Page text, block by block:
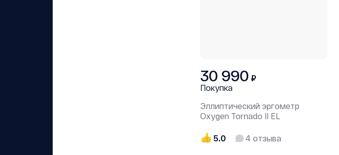
30 990 ₽
Покупка
Эллиптический эргометр
Oxygen Tornado II EL
5.0 4 отзыва